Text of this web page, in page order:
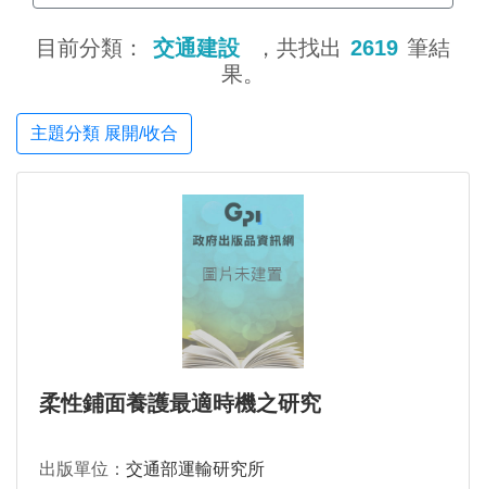
目前分類： 交通建設 ，共找出 2619 筆結
果。
主題分類 展開/收合
柔性鋪面養護最適時機之研究
出版單位： 交通部運輸研究所